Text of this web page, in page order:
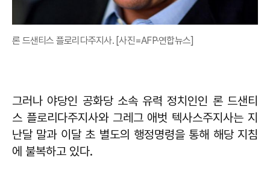
론 드샌티스 플로리다주지사. [사진=AFP·연합뉴스]
그러나 야당인 공화당 소속 유력 정치인인 론 드샌티
스 플로리다주지사와 그레그 애벗 텍사스주지사는 지
난달 말과 이달 초 별도의 행정명령을 통해 해당 지침
에 불복하고 있다.